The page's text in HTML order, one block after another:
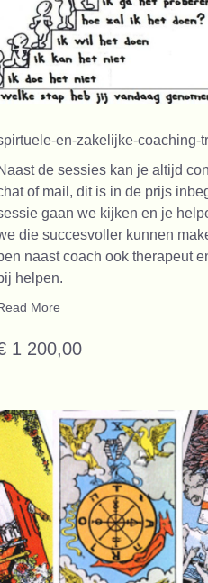
en-zakelijke-coaching-
de sessies kan je altijd
of mail, dit is in de prijs
gaan we kijken en je
die succesvoller kunnen
naast coach ook therapeut
helpen.
More
1 200,00